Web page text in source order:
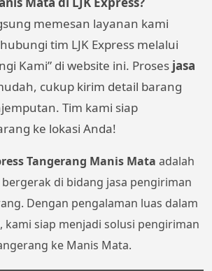
memesan layanan kami
tim LJK Express melalui
Kami” di website ini. Proses jasa
cukup kirim detail barang
Tim kami siap
ke lokasi Anda!
Tangerang Manis Mata adalah
di bidang jasa pengiriman
Dengan pengalaman luas dalam
kami siap menjadi solusi pengiriman
ke Manis Mata.